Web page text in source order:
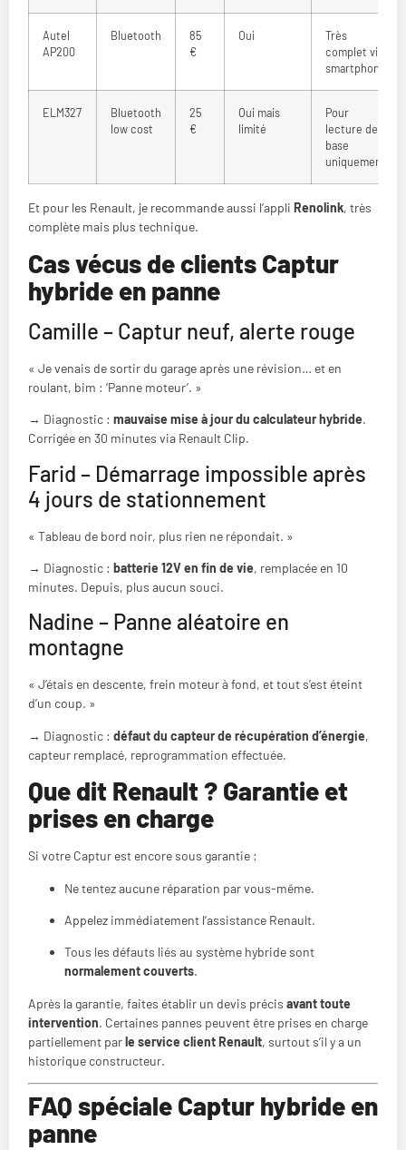
Autel
AP200
Bluetooth
85
€
Oui
Très
complet via
smartphone
ELM327
Bluetooth
low cost
25
€
Oui mais
limité
Pour
lecture de
base
uniquement
Et pour les Renault, je recommande aussi l’appli Renolink, très
complète mais plus technique.
Cas vécus de clients Captur
hybride en panne
Camille – Captur neuf, alerte rouge
« Je venais de sortir du garage après une révision… et en
roulant, bim : ‘Panne moteur’. »
→ Diagnostic : mauvaise mise à jour du calculateur hybride.
Corrigée en 30 minutes via Renault Clip.
Farid – Démarrage impossible après
4 jours de stationnement
« Tableau de bord noir, plus rien ne répondait. »
→ Diagnostic : batterie 12V en fin de vie, remplacée en 10
minutes. Depuis, plus aucun souci.
Nadine – Panne aléatoire en
montagne
« J’étais en descente, frein moteur à fond, et tout s’est éteint
d’un coup. »
→ Diagnostic : défaut du capteur de récupération d’énergie,
capteur remplacé, reprogrammation effectuée.
Que dit Renault ? Garantie et
prises en charge
Si votre Captur est encore sous garantie :
Ne tentez aucune réparation par vous-même.
Appelez immédiatement l’assistance Renault.
Tous les défauts liés au système hybride sont
normalement couverts.
Après la garantie, faites établir un devis précis avant toute
intervention. Certaines pannes peuvent être prises en charge
partiellement parle service client Renault, surtout s’il y a un
historique constructeur.
FAQ spéciale Captur hybride en
panne